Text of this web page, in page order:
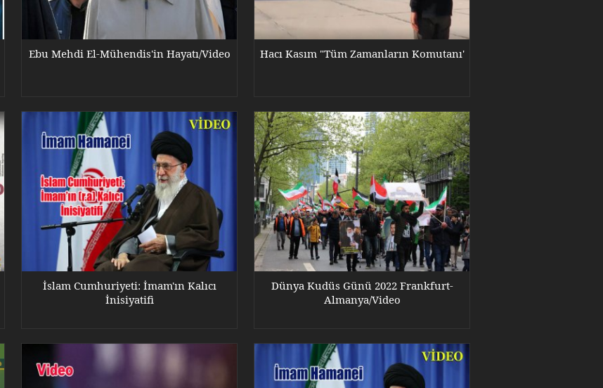
Ebu Mehdi El-Mühendis'in Hayatı/Video Hacı Kasım "Tüm Zamanların Komutanı'
İslam Cumhuriyeti: İmam'ın Kalıcı
İnisiyatifi
Dünya Kudüs Günü 2022 Frankfurt-
Almanya/Video